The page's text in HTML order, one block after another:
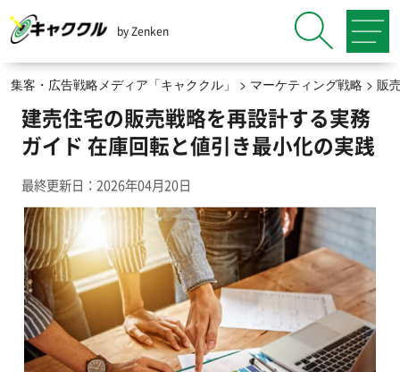
by Zenken
集客・広告戦略メディア「キャククル」 > マーケティング戦略> 販
建売住宅の販売戦略を再設計する実務
ガイド 在庫回転と値引き最小化の実践
最終更新日：2026年04月20日